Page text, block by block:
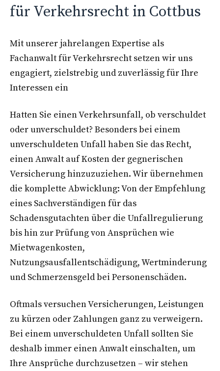
für Verkehrsrecht in Cottbus
Mit unserer jahrelangen Expertise als
Fachanwalt für Verkehrsrecht setzen wir uns
engagiert, zielstrebig und zuverlässig für Ihre
Interessen ein
Hatten Sie einen Verkehrsunfall, ob verschuldet
oder unverschuldet? Besonders bei einem
unverschuldeten Unfall haben Sie das Recht,
einen Anwalt auf Kosten der gegnerischen
Versicherung hinzuzuziehen. Wir übernehmen
die komplette Abwicklung: Von der Empfehlung
eines Sachverständigen für das
Schadensgutachten über die Unfallregulierung
bis hin zur Prüfung von Ansprüchen wie
Mietwagenkosten,
Nutzungsausfallentschädigung, Wertminderung
und Schmerzensgeld bei Personenschäden.
Oftmals versuchen Versicherungen, Leistungen
zu kürzen oder Zahlungen ganz zu verweigern.
Bei einem unverschuldeten Unfall sollten Sie
deshalb immer einen Anwalt einschalten, um
Ihre Ansprüche durchzusetzen – wir stehen